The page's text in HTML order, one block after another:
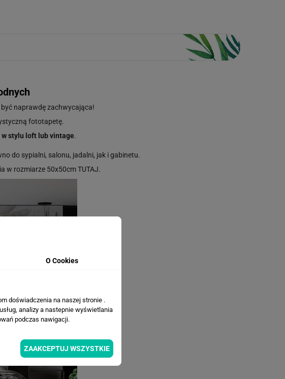
naprawdę zachwycająca!
fototapetę.
stylu loft lub vintage.
do sypialni, salonu, jadalni, jak i gabinetu.
w rozmiarze 50x50cmTUTAJ.
O Cookies
doświadczenia na naszej stronie .
analizy a nastepnie wyświetlania
podczas nawigacji.
ZAAKCEPTUJ WSZYSTKIE